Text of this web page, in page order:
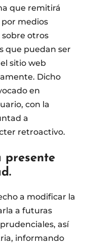
que remitirá
medios
otros
que puedan ser
sitio web
Dicho
en
con la
a
retroactivo.
presente
a modificar la
a futuras
así
informando